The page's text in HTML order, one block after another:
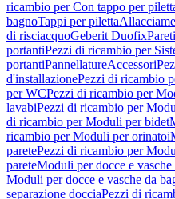
ricambio per Con tappo per
bagnoTappi per piletta
di risciacquoGeberit DuofixPareti
portantiPezzi di ricambio per
portantiPannellatureAccessori
d'installazionePezzi di ricambio
per WCPezzi di ricambio per
lavabiPezzi di ricambio per
di ricambio per Moduli per bidet
ricambio per Moduli per orinatoi
paretePezzi di ricambio per
pareteModuli per docce e vasche
Moduli per docce e vasche da
separazione docciaPezzi di